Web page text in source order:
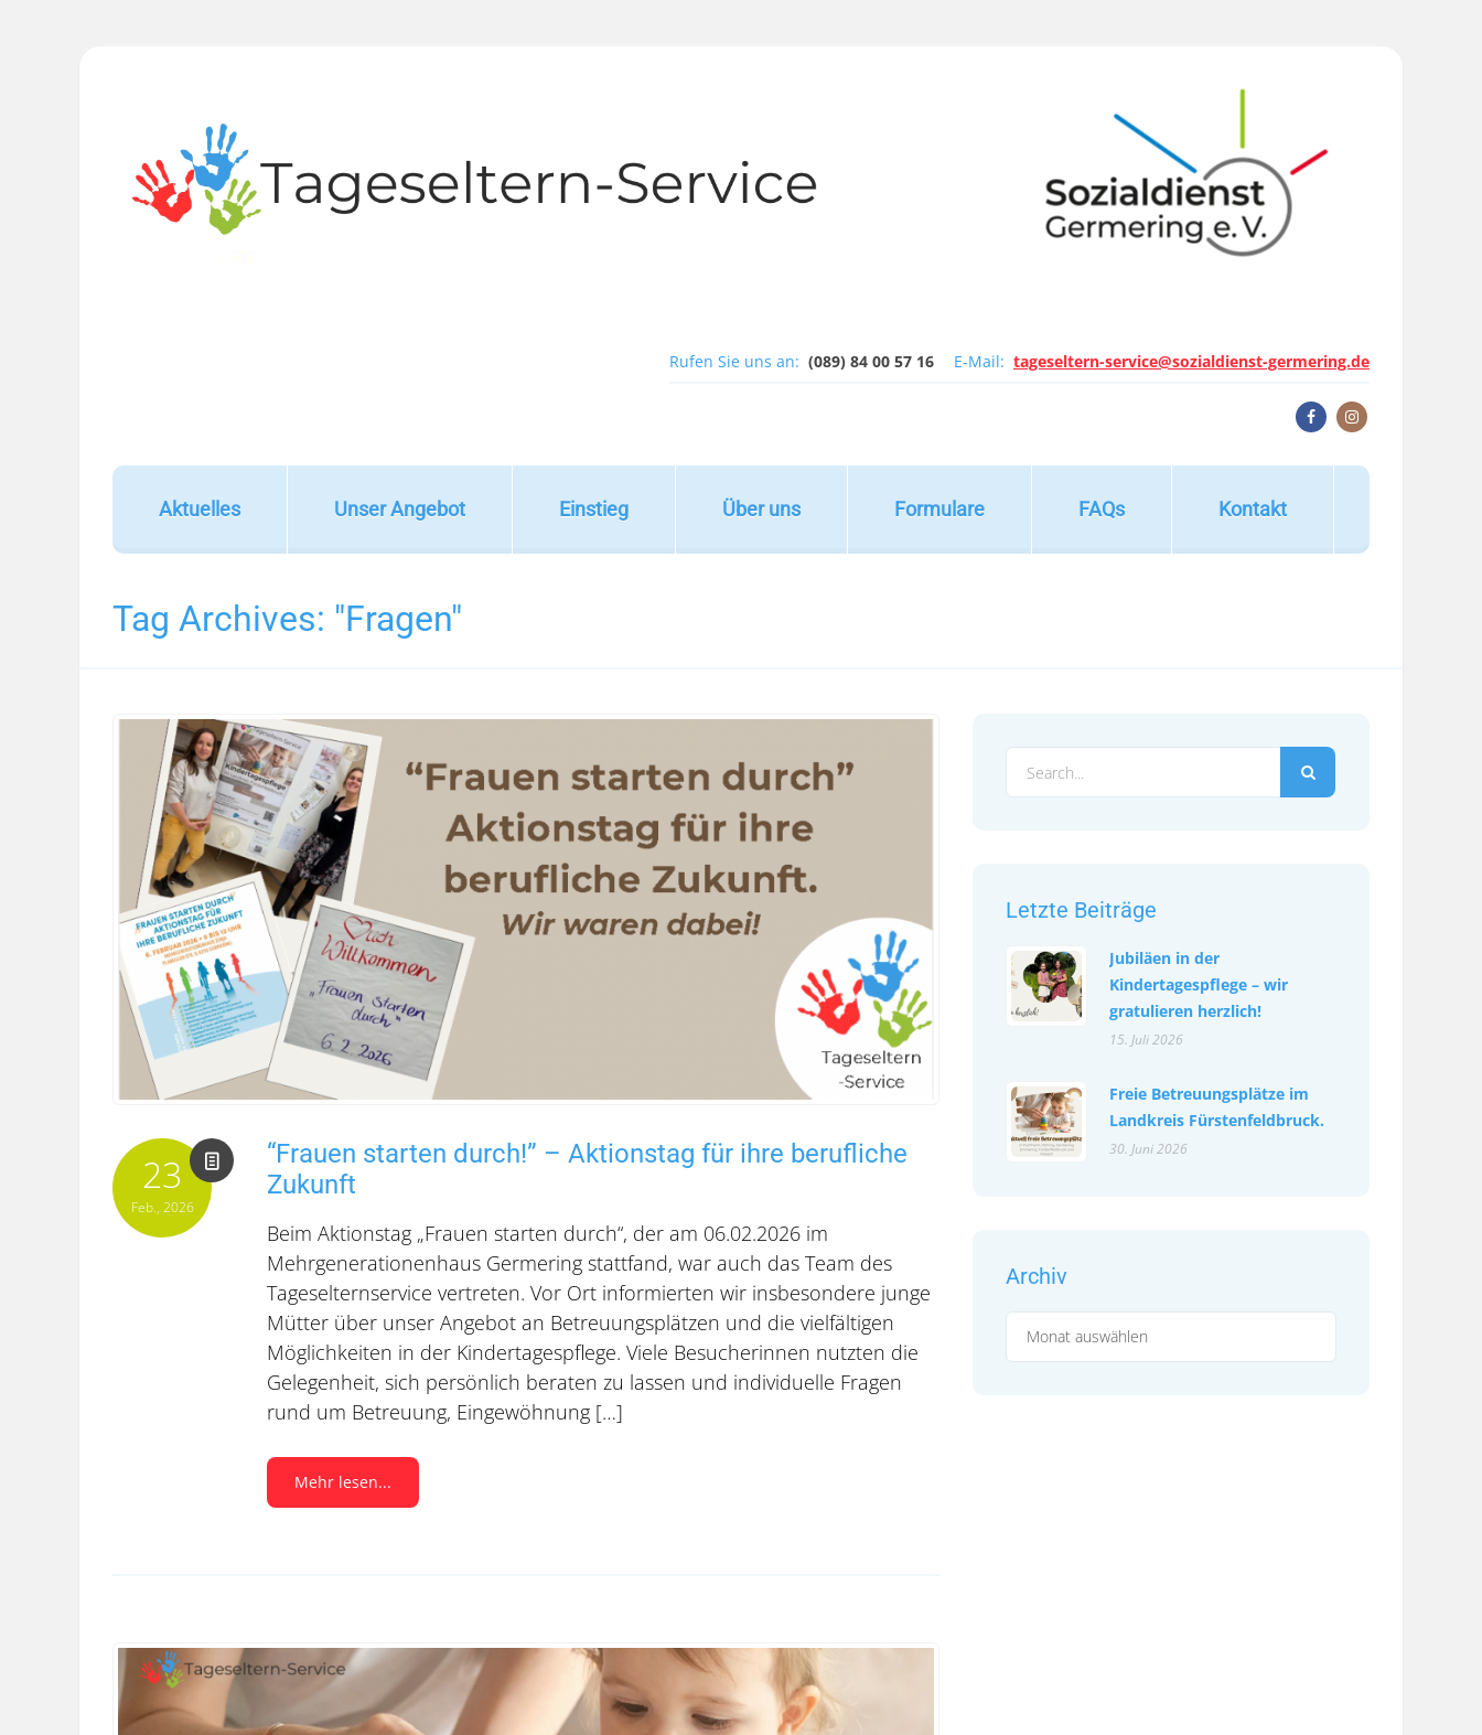
Rufen Sie uns an: (089) 84 00 57 16 E-Mail: tageseltern-service@sozialdienst-germering.de
Aktuelles Unser Angebot Einstieg Über uns Formulare FAQs Kontakt
Tag Archives: "Fragen"
23
Feb., 2026
“Frauen starten durch!” – Aktionstag für ihre berufliche
Zukunft
Beim Aktionstag „Frauen starten durch“, der am 06.02.2026 im
Mehrgenerationenhaus Germering stattfand, war auch das Team des
Tageselternservice vertreten. Vor Ort informierten wir insbesondere junge
Mütter über unser Angebot an Betreuungsplätzen und die vielfältigen
Möglichkeiten in der Kindertagespflege. Viele Besucherinnen nutzten die
Gelegenheit, sich persönlich beraten zu lassen und individuelle Fragen
rund um Betreuung, Eingewöhnung […]
Mehr lesen...
Letzte Beiträge
Jubiläen in der
Kindertagespflege – wir
gratulieren herzlich!
15. Juli 2026
Freie Betreuungsplätze im
Landkreis Fürstenfeldbruck.
30. Juni 2026
Archiv
Archiv